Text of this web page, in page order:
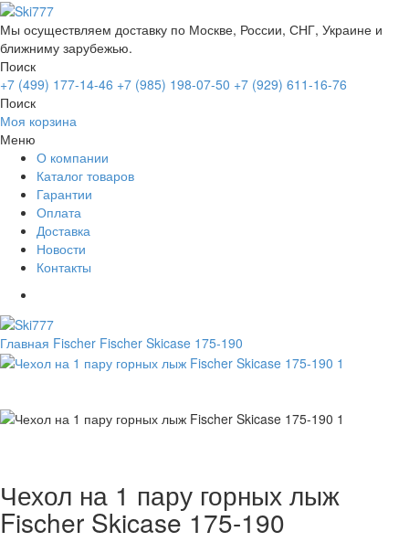
Мы осуществляем доставку по Москве, России, СНГ, Украине и
ближниму зарубежью.
Поиск
+7 (499) 177-14-46 +7 (985) 198-07-50 +7 (929) 611-16-76
Поиск
Моя корзина
Меню
О компании
Каталог товаров
Гарантии
Оплата
Доставка
Новости
Контакты
Главная Fischer Fischer Skicase 175-190
Чехол на 1 пару горных лыж
Fischer Skicase 175-190